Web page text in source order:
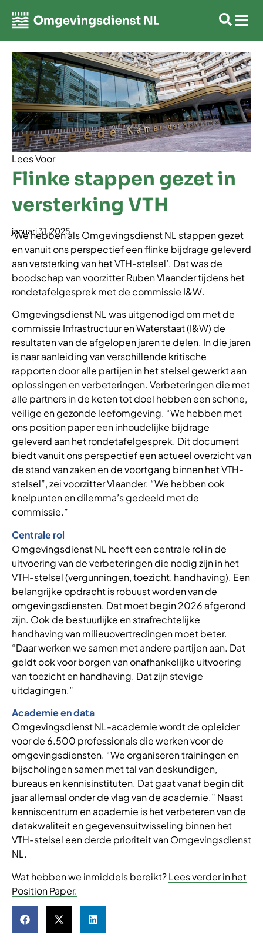
Lees Voor
Flinke stappen gezet in
versterking VTH
januari 31, 2025
‘We hebben als Omgevingsdienst NL stappen gezet
en vanuit ons perspectief een flinke bijdrage geleverd
aan versterking van het VTH-stelsel’. Dat was de
boodschap van voorzitter Ruben Vlaander tijdens het
rondetafelgesprek met de commissie I&W.
Omgevingsdienst NL was uitgenodigd om met de
commissie Infrastructuur en Waterstaat (I&W) de
resultaten van de afgelopen jaren te delen. In die jaren
is naar aanleiding van verschillende kritische
rapporten door alle partijen in het stelsel gewerkt aan
oplossingen en verbeteringen. Verbeteringen die met
alle partners in de keten tot doel hebben een schone,
veilige en gezonde leefomgeving. “We hebben met
ons position paper een inhoudelijke bijdrage
geleverd aan het rondetafelgesprek. Dit document
biedt vanuit ons perspectief een actueel overzicht van
de stand van zaken en de voortgang binnen het VTH-
stelsel”, zei voorzitter Vlaander. “We hebben ook
knelpunten en dilemma’s gedeeld met de
commissie.”
Centrale rol
Omgevingsdienst NL heeft een centrale rol in de
uitvoering van de verbeteringen die nodig zijn in het
VTH-stelsel (vergunningen, toezicht, handhaving). Een
belangrijke opdracht is robuust worden van de
omgevingsdiensten. Dat moet begin 2026 afgerond
zijn. Ook de bestuurlijke en strafrechtelijke
handhaving van milieuovertredingen moet beter.
“Daar werken we samen met andere partijen aan. Dat
geldt ook voor borgen van onafhankelijke uitvoering
van toezicht en handhaving. Dat zijn stevige
uitdagingen.”
Academie en data
Omgevingsdienst NL-academie wordt de opleider
voor de 6.500 professionals die werken voor de
omgevingsdiensten. “We organiseren trainingen en
bijscholingen samen met tal van deskundigen,
bureaus en kennisinstituten. Dat gaat vanaf begin dit
jaar allemaal onder de vlag van de academie.” Naast
kenniscentrum en academie is het verbeteren van de
datakwaliteit en gegevensuitwisseling binnen het
VTH-stelsel een derde prioriteit van Omgevingsdienst
NL.
Wat hebben we inmiddels bereikt?Lees verder in het
Position Paper.